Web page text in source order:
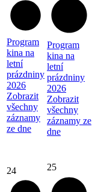
Program
kina na
letní
prázdniny
2026
Zobrazit
všechny
záznamy
ze dne
Program
kina na
letní
prázdniny
2026
Zobrazit
všechny
záznamy ze
dne
24 25